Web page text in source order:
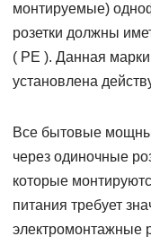
монтируемые)
розетки должны
( PE ). Данная
установлена
Все бытовые
через одиночные
которые
питания требует
электромонтажные